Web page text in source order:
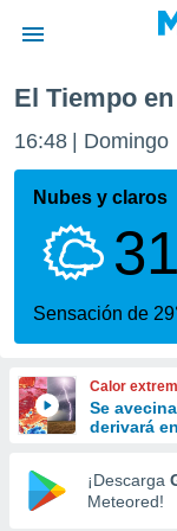
de
por
que se
calidad.
a este
las
y
forma
digital
basada
El Tiempo
16:48 Domingo
Nubes y claros
Sensación de
Calor
Se
derivará
¡Descarga
Meteored!